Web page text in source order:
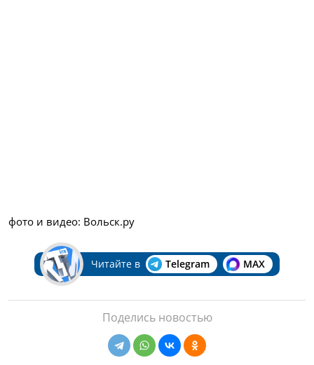
фото и видео: Вольск.ру
Читайте в Telegram MAX
Поделись новостью